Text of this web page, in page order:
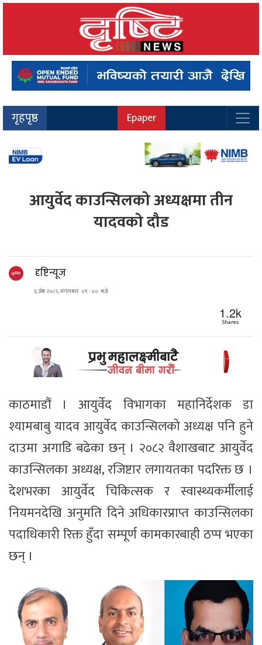
गृहपृष्ठ Epaper
आयुर्वेद काउन्सिलको अध्यक्षमा तीन
यादवको दौड
दृष्टिन्यूज
६ जेष्ठ २०८२, मंगलबार ०९ : ०० बजे
1.2k
Shares
काठमाडौं । आयुर्वेद विभागका महानिर्देशक डा
श्यामबाबु यादव आयुर्वेद काउन्सिलको अध्यक्ष पनि हुने
दाउमा अगाडि बढेका छन् । २०८२ वैशाखबाट आयुर्वेद
काउन्सिलका अध्यक्ष, रजिष्टार लगायतका पदरिक्त छ ।
देशभरका आयुर्वेद चिकित्सक र स्वास्थ्यकर्मीलाई
नियमनदेखि अनुमति दिने अधिकारप्राप्त काउन्सिलका
पदाधिकारी रिक्त हुँदा सम्पूर्ण कामकारबाही ठप्प भएका
छन् ।